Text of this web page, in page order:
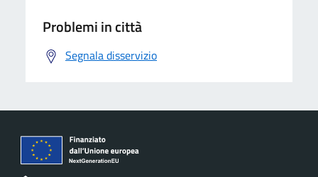
Problemi in città
Segnala disservizio